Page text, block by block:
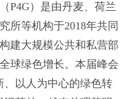
）是由丹麦、荷兰
所等机构于2018年共同
建大规模公共和私营部
球绿色增长。本届峰会
、以人为中心的绿色转